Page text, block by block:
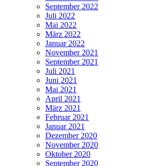
September 2022
Juli 2022
Mai 2022
März 2022
Januar 2022
November 2021
September 2021
Juli 2021
Juni 2021
Mai 2021
April 2021
März 2021
Februar 2021
Januar 2021
Dezember 2020
November 2020
Oktober 2020
September 2020